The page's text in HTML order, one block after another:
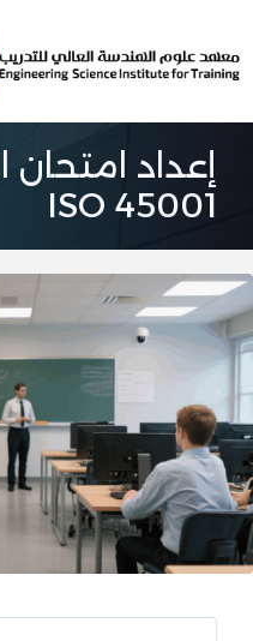
إلى
المحتوى
إعداد
ISO 45001